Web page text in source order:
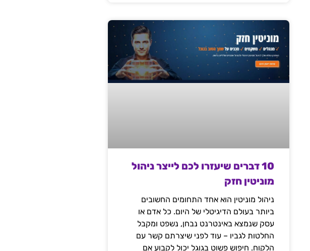
10 דברים שיעזרו לכם לייצר ניהול
מוניטין חזק
ניהול מוניטין הוא אחד התחומים החשובים
ביותר בעולם הדיגיטלי של היום. כל אדם או
עסק שנמצא באינטרנט נבחן, נשפט ומקבל
החלטות לגביו – עוד לפני שיצרתם קשר עם
הלקוח. חיפוש פשוט בגוגל יכול לקבוע אם